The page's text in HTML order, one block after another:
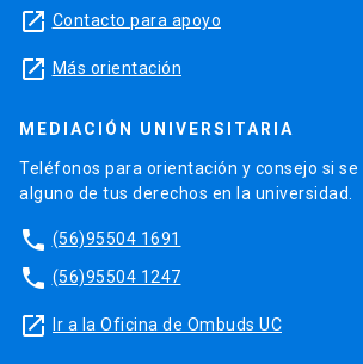
launch Contacto para apoyo
launch Más orientación
MEDIACIÓN UNIVERSITARIA
Teléfonos para orientación y consejo si se
alguno de tus derechos en la universidad.
phone (56)95504 1691
phone (56)95504 1247
launch Ir a la Oficina de Ombuds UC